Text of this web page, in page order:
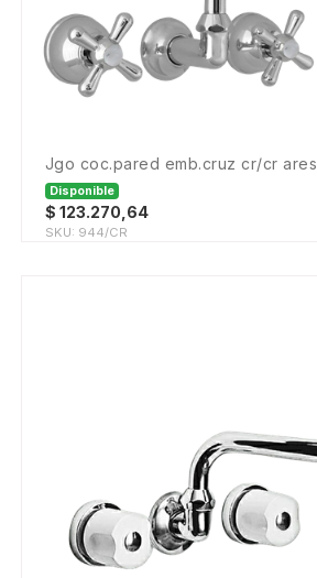
jgo coc.pared emb.cruz cr/cr ares
Disponible
$ 123.270,64
SKU: 944/CR